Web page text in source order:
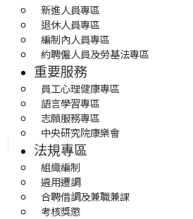
新進人員專區
退休人員專區
編制內人員專區
約聘僱人員及勞基法專區
重要服務
員工心理健康專區
語言學習專區
志願服務專區
中央研究院康樂會
法規專區
組織編制
遴用遷調
合聘借調及兼職兼課
考核獎懲